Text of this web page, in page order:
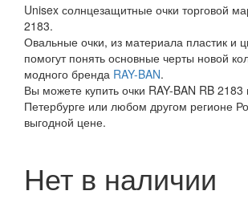
Unisex солнцезащитные очки торговой
2183.
Овальные очки, из материала пластик и
помогут понять основные черты новой
модного бренда RAY-BAN.
Вы можете купить очки RAY-BAN RB
Петербурге или любом другом регионе
выгодной цене.
Нет в наличии